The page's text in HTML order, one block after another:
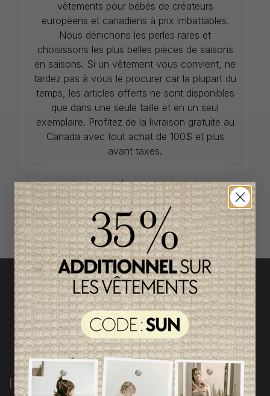
vêtements pour bébés de créateurs
européens et canadiens à prix imbattables.
Nous dénichons les perles rares et
choisissons les plus belles pièces de saisons
en saisons. Si un vêtement vous convient, ne
tardez pas à vous le procurer car la plupart du
temps, les articles offerts ne sont disponibles
que dans une seule taille et en un seul
exemplaire. Profitez de la livraison gratuite au
Canada avec tout achat de 100$ et plus
avant taxes.
ACCÈS RAPIDE
magasinez par catégorie
INFORMATIONS